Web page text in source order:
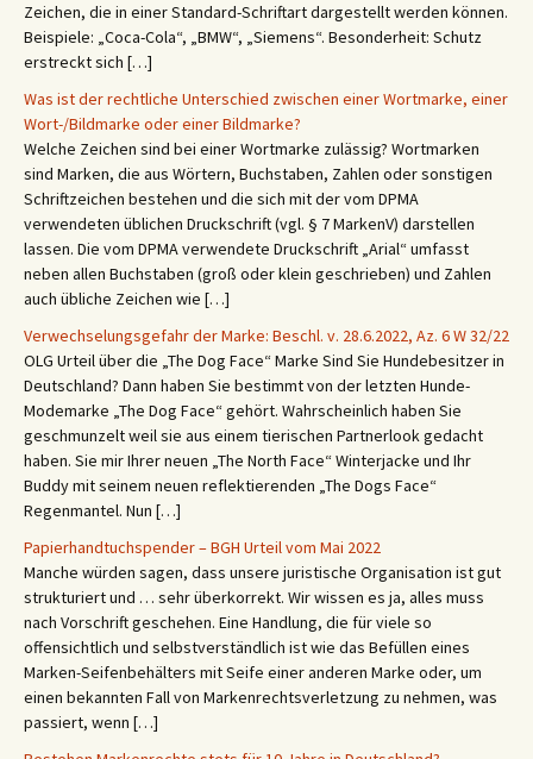
Zeichen, die in einer Standard-Schriftart dargestellt werden können.
Beispiele: „Coca-Cola“, „BMW“, „Siemens“. Besonderheit: Schutz
erstreckt sich […]
Was ist der rechtliche Unterschied zwischen einer Wortmarke, einer
Wort-/Bildmarke oder einer Bildmarke?
Welche Zeichen sind bei einer Wortmarke zulässig? Wortmarken
sind Marken, die aus Wörtern, Buchstaben, Zahlen oder sonstigen
Schriftzeichen bestehen und die sich mit der vom DPMA
verwendeten üblichen Druckschrift (vgl. § 7 MarkenV) darstellen
lassen. Die vom DPMA verwendete Druckschrift „Arial“ umfasst
neben allen Buchstaben (groß oder klein geschrieben) und Zahlen
auch übliche Zeichen wie […]
Verwechselungsgefahr der Marke: Beschl. v. 28.6.2022, Az. 6 W 32/22
OLG Urteil über die „The Dog Face“ Marke Sind Sie Hundebesitzer in
Deutschland? Dann haben Sie bestimmt von der letzten Hunde-
Modemarke „The Dog Face“ gehört. Wahrscheinlich haben Sie
geschmunzelt weil sie aus einem tierischen Partnerlook gedacht
haben. Sie mir Ihrer neuen „The North Face“ Winterjacke und Ihr
Buddy mit seinem neuen reflektierenden „The Dogs Face“
Regenmantel. Nun […]
Papierhandtuchspender – BGH Urteil vom Mai 2022
Manche würden sagen, dass unsere juristische Organisation ist gut
strukturiert und … sehr überkorrekt. Wir wissen es ja, alles muss
nach Vorschrift geschehen. Eine Handlung, die für viele so
offensichtlich und selbstverständlich ist wie das Befüllen eines
Marken-Seifenbehälters mit Seife einer anderen Marke oder, um
einen bekannten Fall von Markenrechtsverletzung zu nehmen, was
passiert, wenn […]